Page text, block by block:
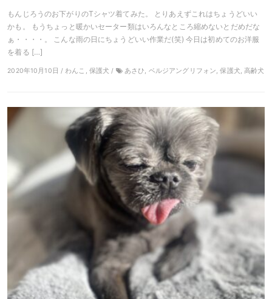
もんじろうのお下がりのTシャツ着てみた。 とりあえずこれはちょうどいい
かも。 もうちょっと暖かいセーター類はいろんなところ縮めないとだめだな
ぁ・・・・。 こんな雨の日にちょうどいい作業だ(笑) 今日は初めてのお洋服
を着る […]
2020年10月10日 / わんこ, 保護犬 / あさひ, ベルジアングリフォン, 保護犬, 高齢犬